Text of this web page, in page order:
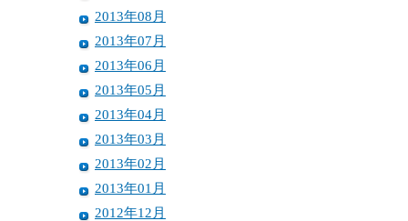
2013年08月
2013年07月
2013年06月
2013年05月
2013年04月
2013年03月
2013年02月
2013年01月
2012年12月